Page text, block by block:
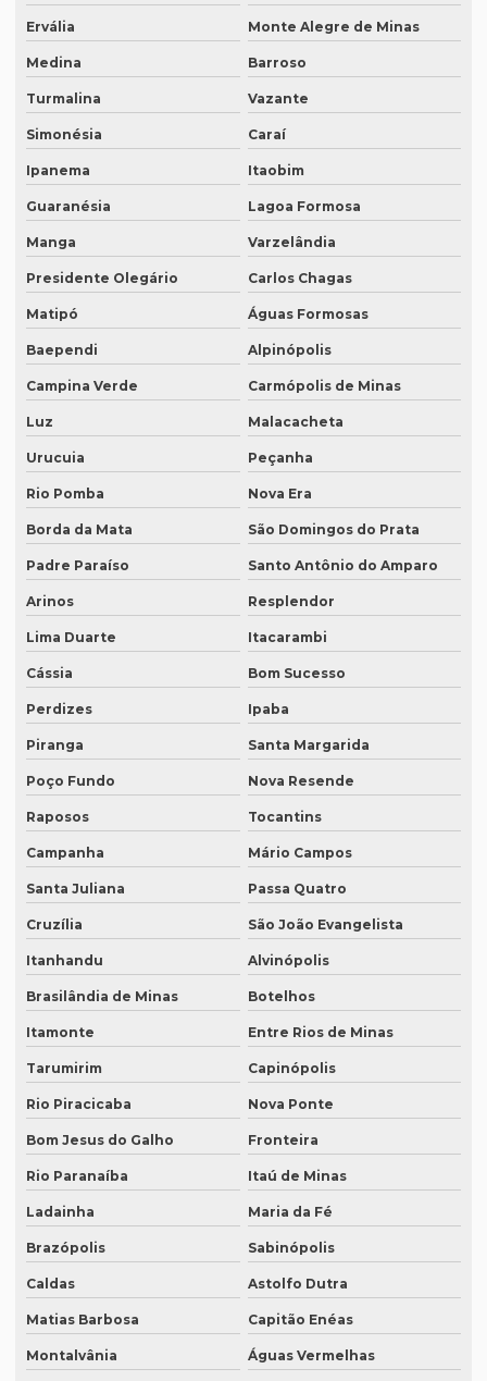
Intérprete para palestras
Intérprete português chinês
Intérprete português inglês profissional
Intérprete português japonês
Intérprete português mandarim
Intérprete profissional coreano português
Intérprete profissional em eventos
Intérprete profissional de francês
Intérprete profissional de japonês
Intérprete para seminários
Intérprete simultâneo em bh
Intérprete simultâneo espanhol em bh
Intérprete simultâneo espanhol rio de janeiro
Intérprete simultâneo inglês em bh
Intérprete simultâneo inglês rj
Intérprete de videoconferência
Intérprete para webinars
Intérprete para workshops
Lauda de tradução
Legendagem em espanhol
Legendagem em inglês
Legendagem em português
Legendagem preço por minuto
Legendagem profissional
Legendagem rio de janeiro
Legendagem de vídeos
Locação de equipamentos para tradução simultânea
Melhor empresa de tradução em df
Melhor empresa de transcrição de áudio whatsapp
Ervália Monte Alegre de Minas
Medina Barroso
Turmalina Vazante
Simonésia Caraí
Ipanema Itaobim
Guaranésia Lagoa Formosa
Manga Varzelândia
Presidente Olegário Carlos Chagas
Matipó Águas Formosas
Baependi Alpinópolis
Campina Verde Carmópolis de Minas
Luz Malacacheta
Urucuia Peçanha
Rio Pomba Nova Era
Borda da Mata São Domingos do Prata
Padre Paraíso Santo Antônio do Amparo
Arinos Resplendor
Lima Duarte Itacarambi
Cássia Bom Sucesso
Perdizes Ipaba
Piranga Santa Margarida
Poço Fundo Nova Resende
Raposos Tocantins
Campanha Mário Campos
Santa Juliana Passa Quatro
Cruzília São João Evangelista
Itanhandu Alvinópolis
Brasilândia de Minas Botelhos
Itamonte Entre Rios de Minas
Tarumirim Capinópolis
Rio Piracicaba Nova Ponte
Bom Jesus do Galho Fronteira
Rio Paranaíba Itaú de Minas
Ladainha Maria da Fé
Brazópolis Sabinópolis
Caldas Astolfo Dutra
Matias Barbosa Capitão Enéas
Montalvânia Águas Vermelhas